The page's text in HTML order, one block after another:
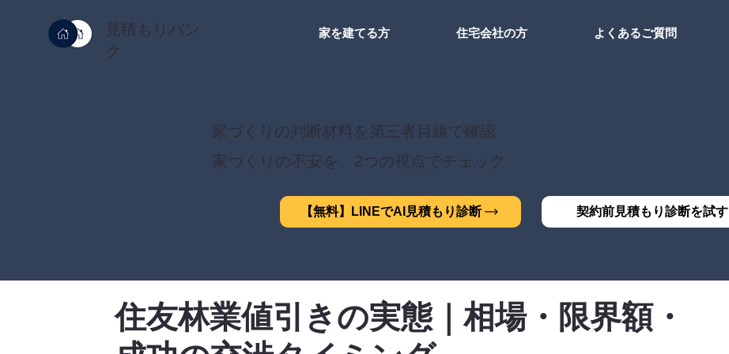
見積もりバン
ク
家を建てる方 住宅会社の方 よくあるご質問
家づくりの判断材料を第三者目線で確認
家づくりの不安を、2つの視点でチェック
【無料】LINEでAI見積もり診断 契約前見積もり診断を試す
住友林業値引きの実態｜相場・限界額・